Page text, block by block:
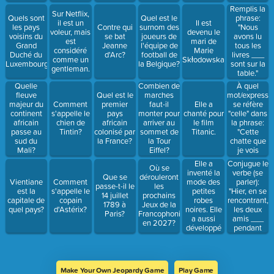
Quels sont
les pays
voisins du
Grand
Duché du
Luxembourg?
Quelle
fleuve
majeur du
continent
africain
passe au
sud du
Mali?
Vientiane
est la
capitale de
quel pays?
Sur Netflix,
il est un
voleur, mais
est
considéré
comme un
gentleman.
Comment
s'appelle le
chien de
Tintin?
Comment
s'appelle le
copain
d'Astérix?
Contre qui
se bat
Jeanne
d'Arc?
Quel est le
premier
pays
africain
colonisé par
la France?
Que se
passe-t-il le
14 juillet
1789 à
Paris?
Quel est le
surnom des
joueurs de
l'équipe de
football de
la Belgique?
Combien de
marches
faut-il
monter pour
arriver au
sommet de
la Tour
Eiffel?
(Erreur de
50 marches
admise)
Où se
dérouleront
les
prochains
Jeux de la
Francophonie
en 2027?
Il est
devenu le
mari de
Marie
Skłodowska.
Elle a
chanté pour
le film
Titanic.
Elle a
inventé la
mode des
petites
robes
noires. Elle
a aussi
développé
un parfum
(aller)
Remplis la
phrase:
"Nous
avons lu
tous les
livres ___
sont sur la
table."
À quel
mot/
se réfère
"celle" dans
la phrase:
"Cette
chatte que
je vois
chaque
matin près
de ma
voiture est
plus grande
que celle
qui vit près
de l'église."
Conjugue le
verbe (se
parler):
"Hier, en se
rencontrant,
les deux
amis ___
pendant
deux
Make Your Own Jeopardy Game Play Game